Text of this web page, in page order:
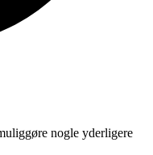
nogle yderligere